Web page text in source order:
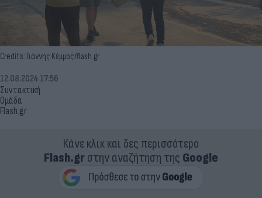
Credits: Γιάννης Κέμμος/flash.gr
Συντακτική
Ομάδα
Flash.gr
12.08.2024 17:56
Κάνε κλικ και δες περισσότερο
Flash.grστην αναζήτηση της Google